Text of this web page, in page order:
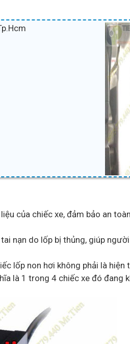
của chiếc xe, đảm bảo an
nạn do lốp bị thủng, giúp
lốp non hơi không phải là
là 1 trong 4 chiếc xe đó đang